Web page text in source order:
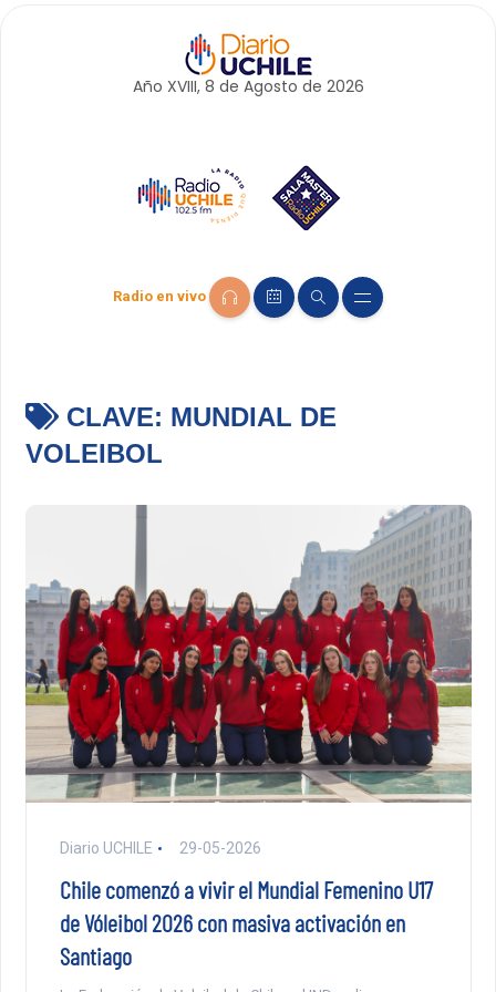
Año XVIII, 8 de Agosto de 2026
Radio en vivo
CLAVE: MUNDIAL DE
VOLEIBOL
Diario UCHILE 29-05-2026
Chile comenzó a vivir el Mundial Femenino U17
de Vóleibol 2026 con masiva activación en
Santiago